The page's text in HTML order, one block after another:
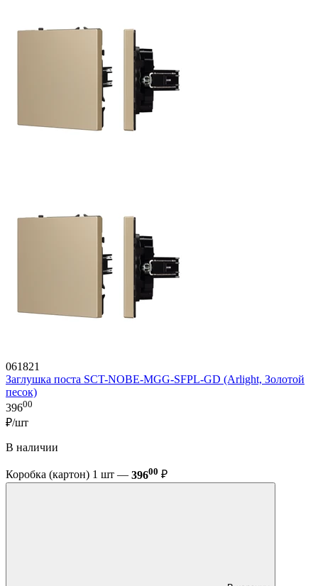
061821
Заглушка поста SCT-NOBE-MGG-SFPL-GD (Arlight, Золотой
песок)
39600
₽/шт
В наличии
Коробка (картон) 1 шт — 39600 ₽